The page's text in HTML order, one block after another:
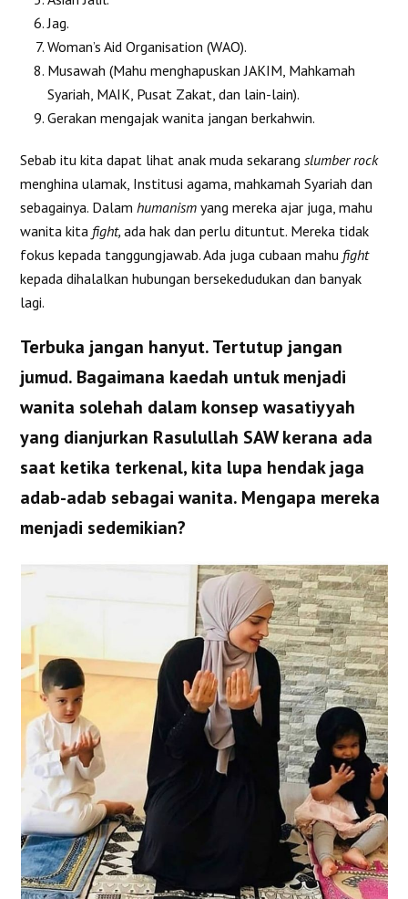
Jag.
Woman’s Aid Organisation (WAO).
Musawah (Mahu menghapuskan JAKIM, Mahkamah
Syariah, MAIK, Pusat Zakat, dan lain-lain).
Gerakan mengajak wanita jangan berkahwin.
Sebab itu kita dapat lihat anak muda sekarangslumber rock
menghina ulamak, Institusi agama, mahkamah Syariah dan
sebagainya. Dalamhumanismyang mereka ajar juga, mahu
wanita kita fight,ada hak dan perlu dituntut. Mereka tidak
fokus kepada tanggungjawab. Ada juga cubaan mahu fight
kepada dihalalkan hubungan bersekedudukan dan banyak
lagi.
Terbuka jangan hanyut. Tertutup jangan
jumud. Bagaimana kaedah untuk menjadi
wanita solehah dalam konsep wasatiyyah
yang dianjurkan Rasulullah SAW kerana ada
saat ketika terkenal, kita lupa hendak jaga
adab-adab sebagai wanita. Mengapa mereka
menjadi sedemikian?